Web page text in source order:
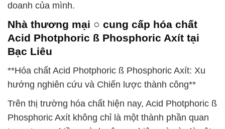
doanh của mình.
Nhà thương mại ○ cung cấp hóa chất
Acid Photphoric ß Phosphoric Axít tại
Bạc Liêu
**Hóa chất Acid Photphoric ß Phosphoric Axít: Xu
hướng nghiên cứu và Chiến lược thành công**
Trên thị trường hóa chất hiện nay, Acid Photphoric ß
Phosphoric Axít không chỉ là một thành phần quan